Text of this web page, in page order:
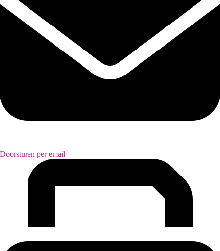
Doorsturen per email